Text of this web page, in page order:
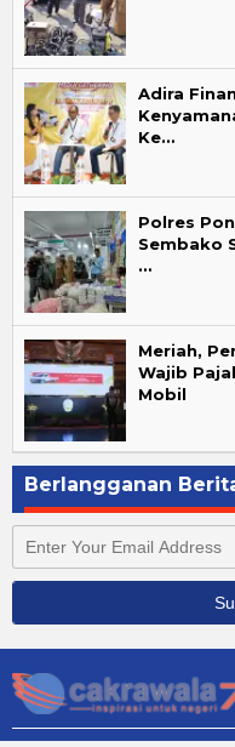
Adira
Ke…
Polres
Sembako
…
Meriah,
Wajib
Mobil
Berlangganan